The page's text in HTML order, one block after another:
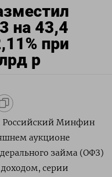
на 43,4
при
р
Российский Минфин
аукционе
займа (ОФЗ)
серии